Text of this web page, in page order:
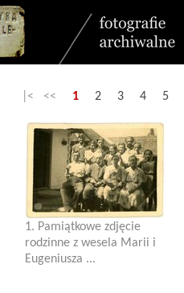
|< << 1 2 3 4 5
1. Pamiątkowe zdjęcie
rodzinne z wesela Marii i
Eugeniusza ...